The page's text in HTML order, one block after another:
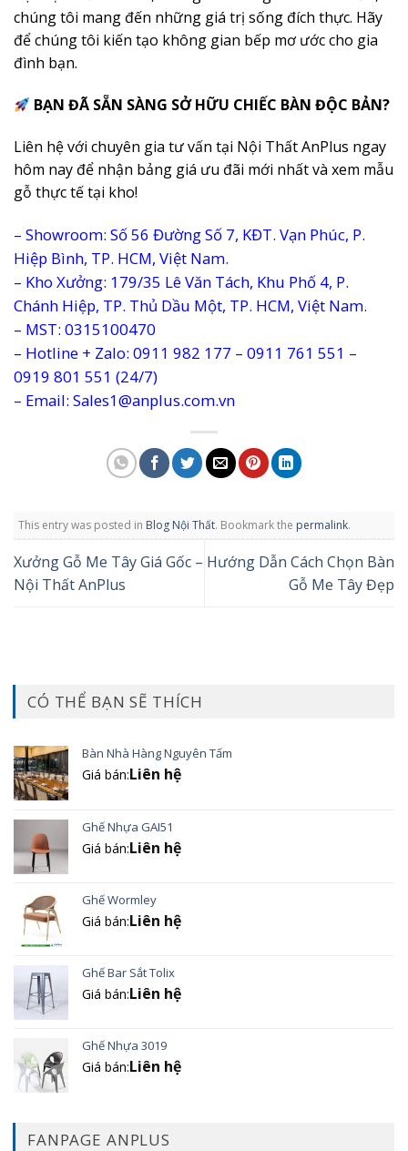
chúng tôi mang đến những giá trị sống đích thực. Hãy
để chúng tôi kiến tạo không gian bếp mơ ước cho gia
đình bạn.
BẠN ĐÃ SẴN SÀNG SỞ HỮU CHIẾC BÀN ĐỘC BẢN?
Liên hệ với chuyên gia tư vấn tại Nội Thất AnPlus ngay
hôm nay để nhận bảng giá ưu đãi mới nhất và xem mẫu
gỗ thực tế tại kho!
– Showroom: Số 56 Đường Số 7, KĐT. Vạn Phúc, P.
Hiệp Bình, TP. HCM, Việt Nam.
– Kho Xưởng: 179/35 Lê Văn Tách, Khu Phố 4, P.
Chánh Hiệp, TP. Thủ Dầu Một, TP. HCM, Việt Nam.
– MST: 0315100470
– Hotline + Zalo: 0911 982 177 – 0911 761 551 –
0919 801 551 (24/7)
– Email: Sales1@anplus.com.vn
This entry was posted in Blog Nội Thất. Bookmark the permalink.
Xưởng Gỗ Me Tây Giá Gốc –
Nội Thất AnPlus
Hướng Dẫn Cách Chọn Bàn
Gỗ Me Tây Đẹp
CÓ THỂ BẠN SẼ THÍCH
Bàn Nhà Hàng Nguyên Tấm
Giá bán:Liên hệ
Ghế Nhựa GAI51
Giá bán:Liên hệ
Ghế Wormley
Giá bán:Liên hệ
Ghế Bar Sắt Tolix
Giá bán:Liên hệ
Ghế Nhựa 3019
Giá bán:Liên hệ
FANPAGE ANPLUS